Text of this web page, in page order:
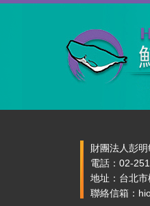
財團法人彭
電話：02-
地址：台北
聯絡信箱：